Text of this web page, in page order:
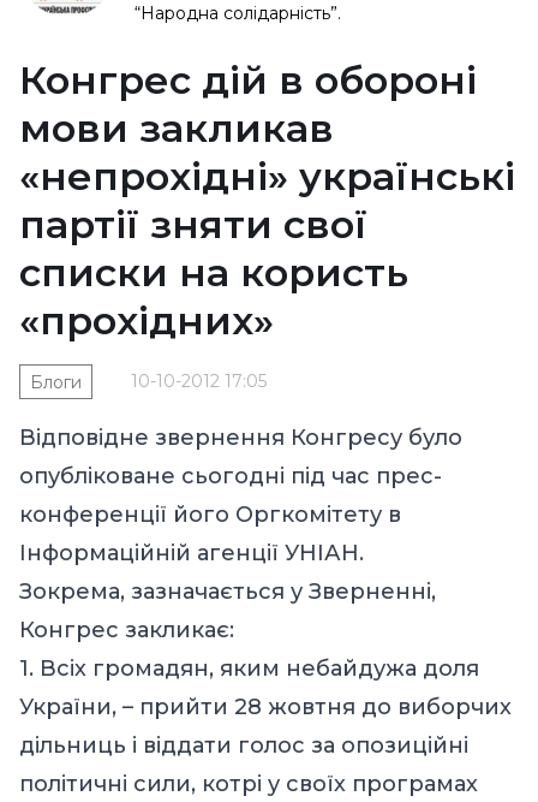
“Народна солідарність”.
Конгрес дій в обороні
мови закликав
«непрохідні» українські
партії зняти свої
списки на користь
«прохідних»
10-10-2012 17:05
Блоги
Відповідне звернення Конгресу було
опубліковане сьогодні під час прес-
конференції його Оргкомітету в
Інформаційній агенції УНІАН.
Зокрема, зазначається у Зверненні,
Конгрес закликає:
1. Всіх громадян, яким небайдужа доля
України, – прийти 28 жовтня до виборчих
дільниць і віддати голос за опозиційні
політичні сили, котрі у своїх програмах